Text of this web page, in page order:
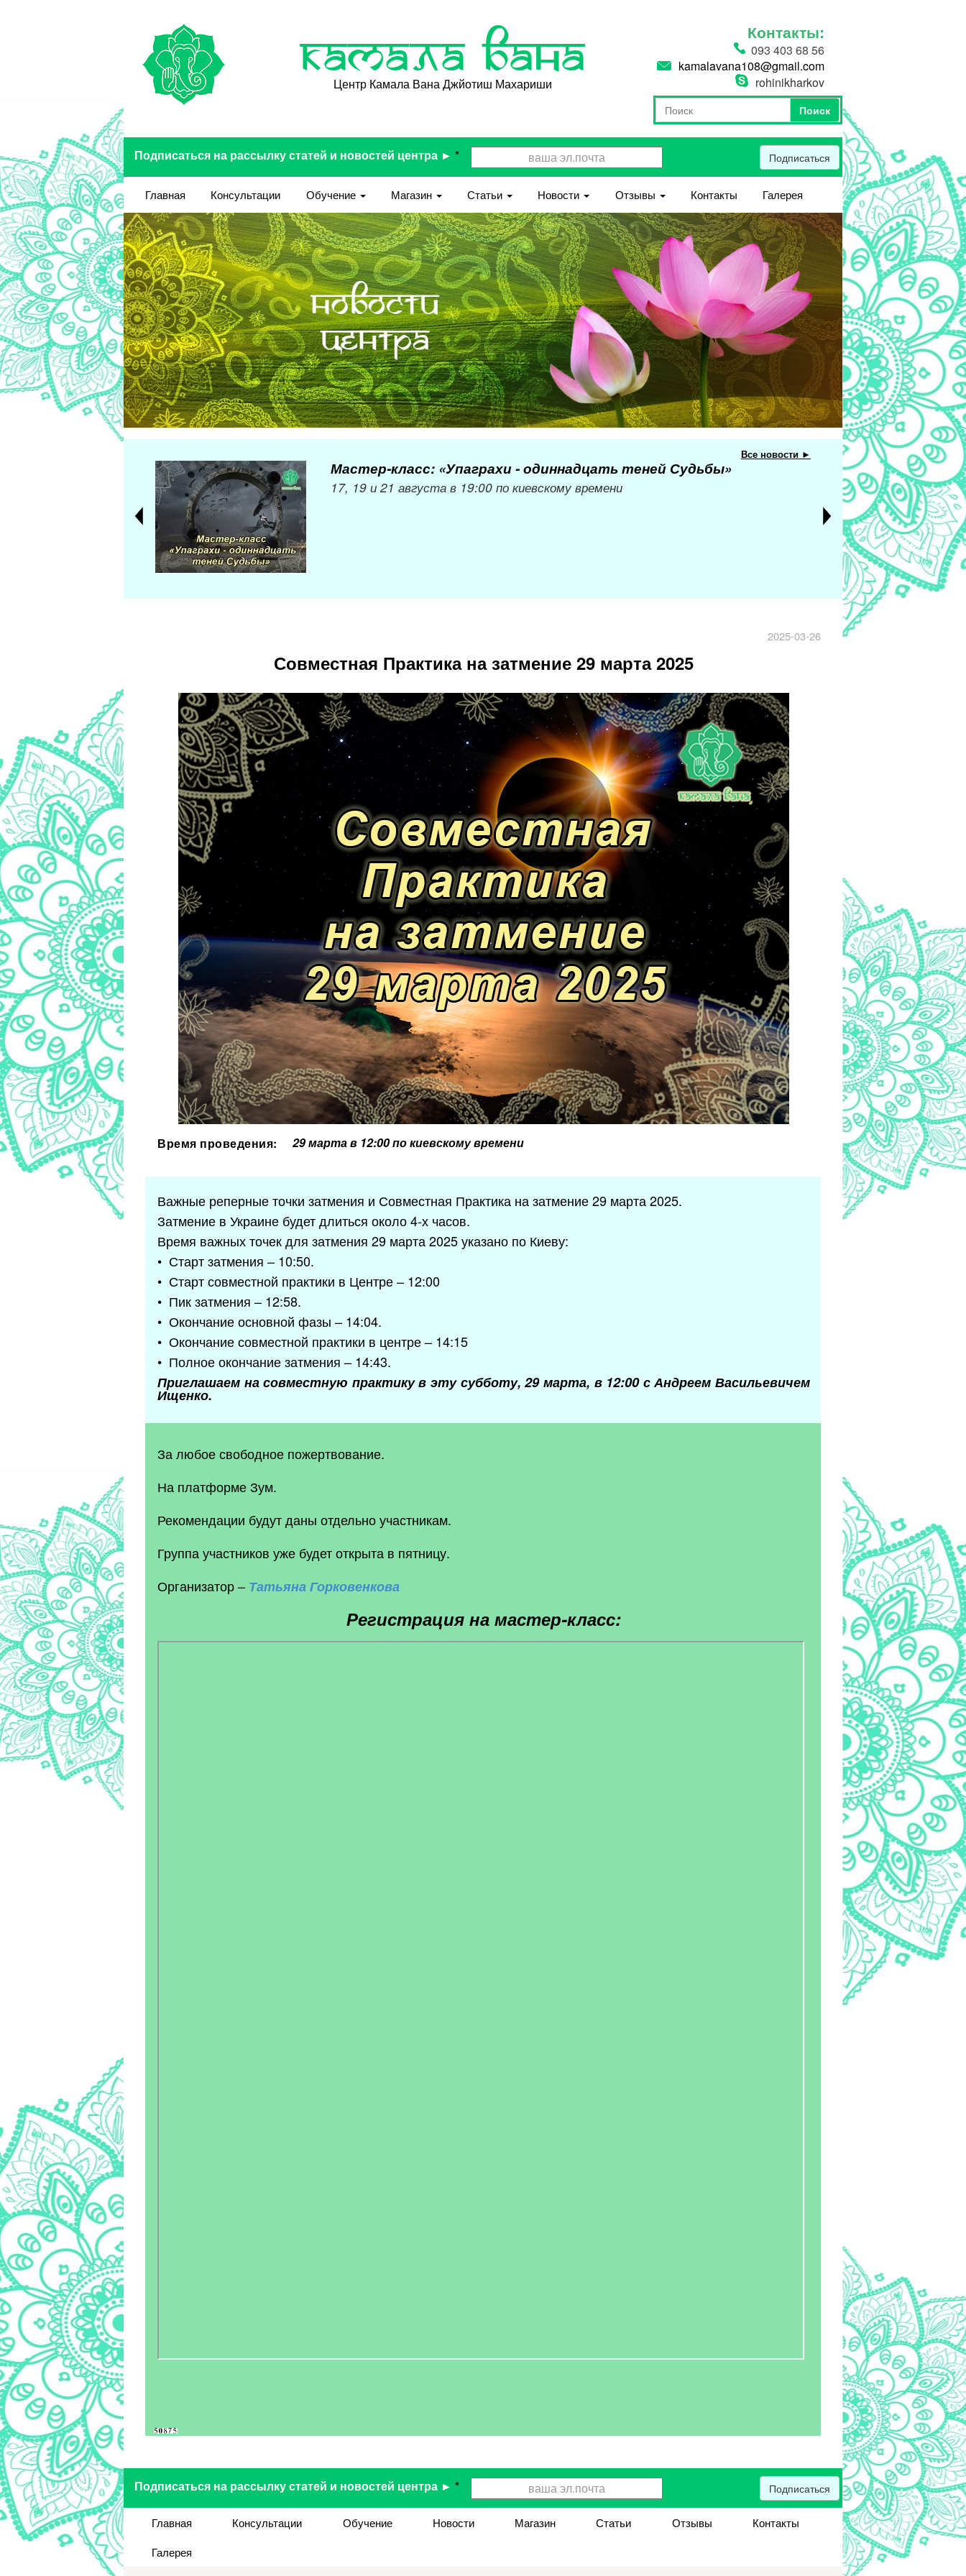
Камала Вана
Центр Камала Вана Джйотиш Махариши
Контакты:
093 403 68 56
kamalavana108@gmail.com
rohinikharkov
Форма поиска
Поиск
Поиск
Подписаться на рассылку статей и новостей центра ► * Подписаться
Главная Консультации Обучение Магазин Статьи Новости Отзывы Контакты Галерея
Все новости ►
Мастер-класс: «Упаграхи - одиннадцать теней Судьбы»
17, 19 и 21 августа в 19:00 по киевскому времени
2025-03-26
Совместная Практика на затмение 29 марта 2025
Время проведения: 29 марта в 12:00 по киевскому времени
Важные реперные точки затмения и Совместная Практика на затмение 29 марта 2025.
Затмение в Украине будет длиться около 4-х часов.
Время важных точек для затмения 29 марта 2025 указано по Киеву:
• Старт затмения – 10:50.
• Старт совместной практики в Центре – 12:00
• Пик затмения – 12:58.
• Окончание основной фазы – 14:04.
• Окончание совместной практики в центре – 14:15
• Полное окончание затмения – 14:43.
Приглашаем на совместную практику в эту субботу, 29 марта, в 12:00 с Андреем Васильевичем
Ищенко.
За любое свободное пожертвование.
На платформе Зум.
Рекомендации будут даны отдельно участникам.
Группа участников уже будет открыта в пятницу.
Организатор – ТатьянаГорковенкова
Регистрация на мастер-класс:
Подписаться на рассылку статей и новостей центра ► * Подписаться
Главная Консультации Обучение Новости Магазин Статьи Отзывы
Контакты
Галерея